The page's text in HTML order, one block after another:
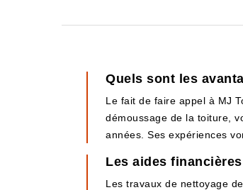
Quels sont les
Le fait de faire appel à MJ
démoussage de la toiture,
années. Ses expériences
Les aides
Les travaux de nettoyage